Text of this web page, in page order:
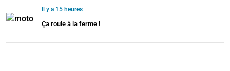
Il y a 15 heures
Ça roule à la ferme !